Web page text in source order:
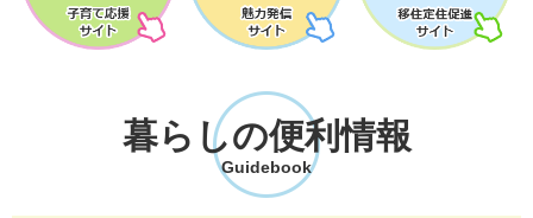
暮らしの便利情報
Guidebook